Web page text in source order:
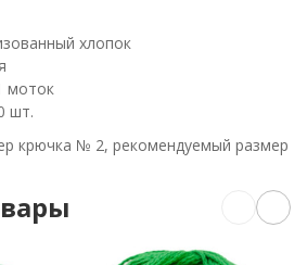
хлопок
моток
шт.
крючка № 2, рекомендуемый размер